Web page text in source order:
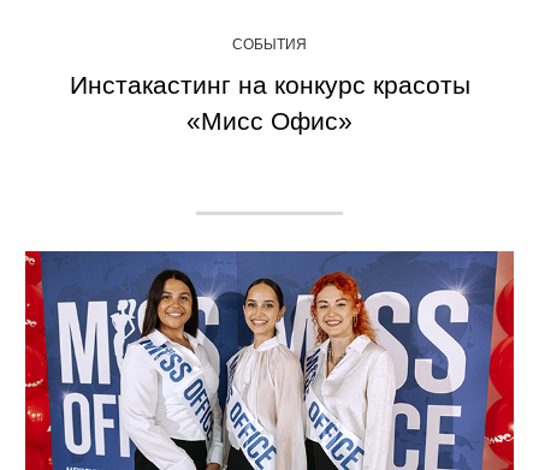
СОБЫТИЯ
Инстакастинг на конкурс красоты
«Мисс Офис»